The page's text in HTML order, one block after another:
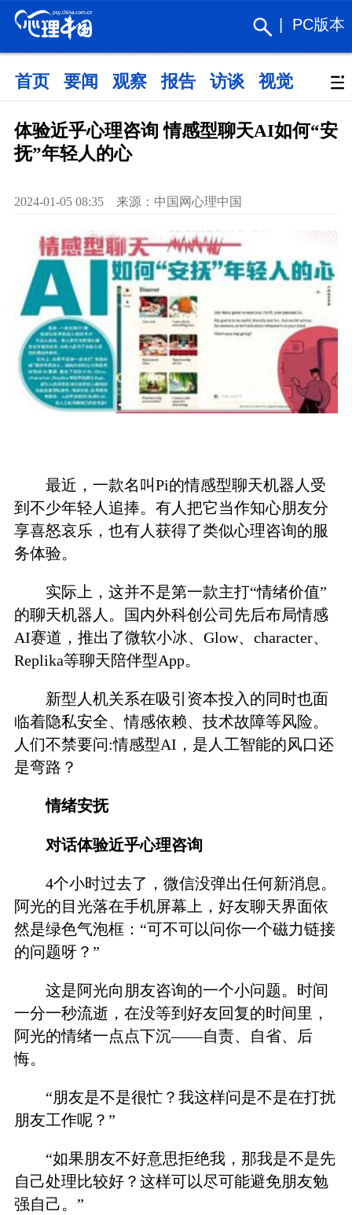
PC版本
首页 要闻 观察 报告 访谈 视觉 政策
体验近乎心理咨询 情感型聊天AI如何“安
抚”年轻人的心
2024-01-05 08:35 来源：中国网心理中国
最近，一款名叫Pi的情感型聊天机器人受
到不少年轻人追捧。有人把它当作知心朋友分
享喜怒哀乐，也有人获得了类似心理咨询的服
务体验。
实际上，这并不是第一款主打“情绪价值”
的聊天机器人。国内外科创公司先后布局情感
AI赛道，推出了微软小冰、Glow、character、
Replika等聊天陪伴型App。
新型人机关系在吸引资本投入的同时也面
临着隐私安全、情感依赖、技术故障等风险。
人们不禁要问:情感型AI，是人工智能的风口还
是弯路？
情绪安抚
对话体验近乎心理咨询
4个小时过去了，微信没弹出任何新消息。
阿光的目光落在手机屏幕上，好友聊天界面依
然是绿色气泡框：“可不可以问你一个磁力链接
的问题呀？”
这是阿光向朋友咨询的一个小问题。时间
一分一秒流逝，在没等到好友回复的时间里，
阿光的情绪一点点下沉——自责、自省、后
悔。
“朋友是不是很忙？我这样问是不是在打扰
朋友工作呢？”
“如果朋友不好意思拒绝我，那我是不是先
自己处理比较好？这样可以尽可能避免朋友勉
强自己。”